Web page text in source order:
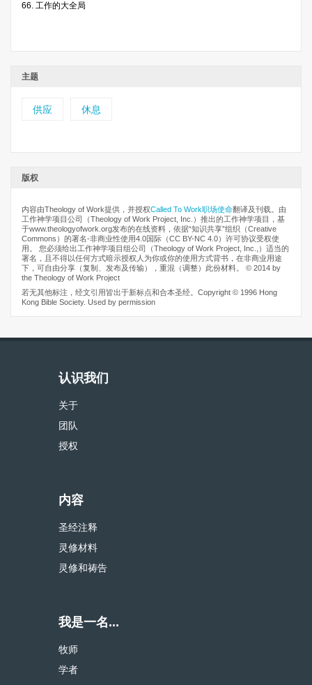
66. 工作的大全局
主题
供应 休息
版权
内容由Theology of Work提供，并授权Called To Work职场使命翻译及刊载。由
工作神学项目公司（Theology of Work Project, Inc.）推出的工作神学项目，基
于www.theologyofwork.org发布的在线资料，依据“知识共享”组织（Creative
Commons）的署名-非商业性使用4.0国际（CC BY-NC 4.0）许可协议受权使
用。 您必须给出工作神学项目组公司（Theology of Work Project, Inc.,）适当的
署名，且不得以任何方式暗示授权人为你或你的使用方式背书，在非商业用途
下，可自由分享（复制、发布及传输），重混（调整）此份材料。 © 2014 by
the Theology of Work Project
若无其他标注，经文引用皆出于新标点和合本圣经。Copyright © 1996 Hong
Kong Bible Society. Used by permission
认识我们
关于
团队
授权
内容
圣经注释
灵修材料
灵修和祷告
我是一名...
牧师
学者